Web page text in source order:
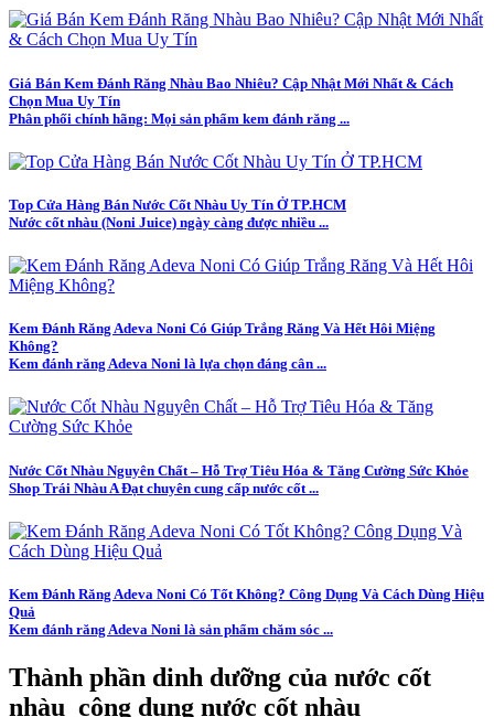
Giá Bán Kem Đánh Răng Nhàu Bao Nhiêu? Cập Nhật Mới Nhất & Cách
Chọn Mua Uy Tín
Phân phối chính hãng: Mọi sản phẩm kem đánh răng ...
Top Cửa Hàng Bán Nước Cốt Nhàu Uy Tín Ở TP.HCM
Nước cốt nhàu (Noni Juice) ngày càng được nhiều ...
Kem Đánh Răng Adeva Noni Có Giúp Trắng Răng Và Hết Hôi Miệng
Không?
Kem đánh răng Adeva Noni là lựa chọn đáng cân ...
Nước Cốt Nhàu Nguyên Chất – Hỗ Trợ Tiêu Hóa & Tăng Cường Sức Khỏe
Shop Trái Nhàu A Đạt chuyên cung cấp nước cốt ...
Kem Đánh Răng Adeva Noni Có Tốt Không? Công Dụng Và Cách Dùng Hiệu
Quả
Kem đánh răng Adeva Noni là sản phẩm chăm sóc ...
Thành phần dinh dưỡng của nước cốt
nhàu_công dụng nước cốt nhàu